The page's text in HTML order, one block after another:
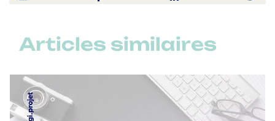
Articles similaires